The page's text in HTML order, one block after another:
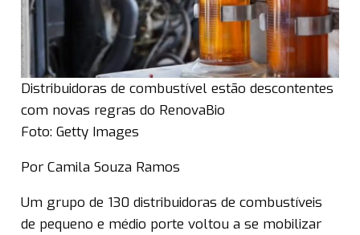
Distribuidoras de combustível estão descontentes
com novas regras do RenovaBio
Foto: Getty Images
Por Camila Souza Ramos
Um grupo de 130 distribuidoras de combustíveis
de pequeno e médio porte voltou a se mobilizar